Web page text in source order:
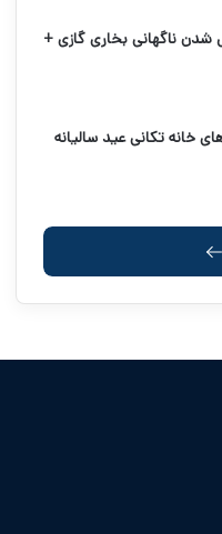
شدن ناگهانی بخاری گازی +
خانه تکانی عید سالیانه